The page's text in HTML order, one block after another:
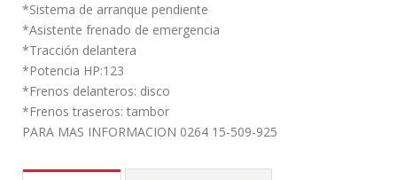
*Sistema de arranque pendiente
*Asistente frenado de emergencia
*Tracción delantera
*Potencia HP:123
*Frenos delanteros: disco
*Frenos traseros: tambor
PARA MAS INFORMACION 0264 15-509-925